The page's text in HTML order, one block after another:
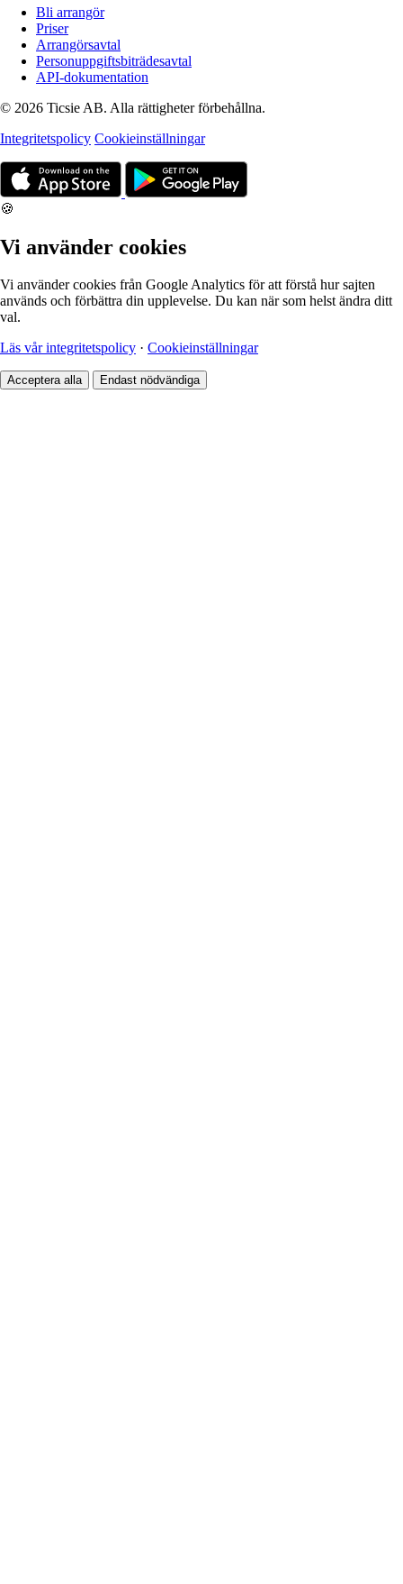
Bli arrangör
Priser
Arrangörsavtal
Personuppgiftsbiträdesavtal
API-dokumentation
© 2026 Ticsie AB. Alla rättigheter förbehållna.
Integritetspolicy Cookieinställningar
🍪
Vi använder cookies
Vi använder cookies från Google Analytics för att förstå hur sajten
används och förbättra din upplevelse. Du kan när som helst ändra ditt
val.
Läs vår integritetspolicy · Cookieinställningar
Acceptera alla Endast nödvändiga